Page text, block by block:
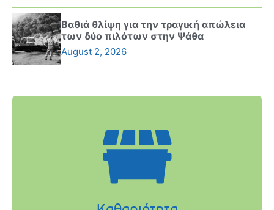
Βαθιά θλίψη για την τραγική απώλεια
των δύο πιλότων στην Ψάθα
August 2, 2026